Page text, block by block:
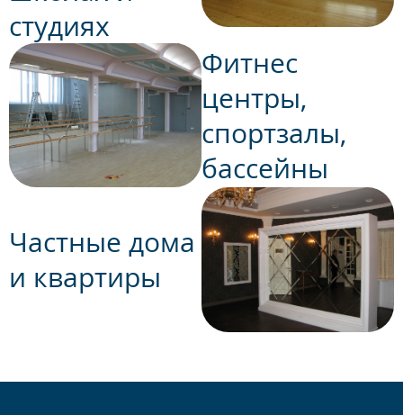
студиях
Фитнес
центры,
спортзалы,
бассейны
Частные дома
и квартиры